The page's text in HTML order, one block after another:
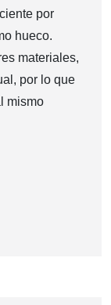
por
hueco.
materiales,
por lo que
mismo